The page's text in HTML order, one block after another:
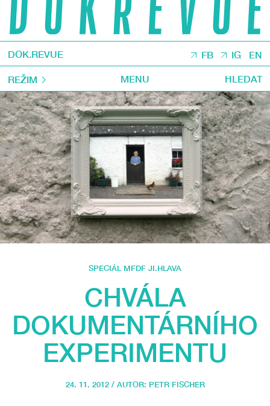
DOK.REVUE FB IG EN
REŽIM MENU HLEDAT
SPECIÁL MFDF JI.HLAVA
CHVÁLA
DOKUMENTÁRNÍHO
EXPERIMENTU
24. 11. 2012 / AUTOR: PETR FISCHER